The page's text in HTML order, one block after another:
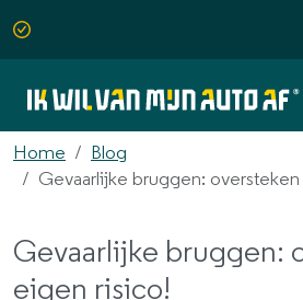
Home
Blog
Gevaarlijke bruggen:
Gevaarlijke bruggen:
eigen risico!